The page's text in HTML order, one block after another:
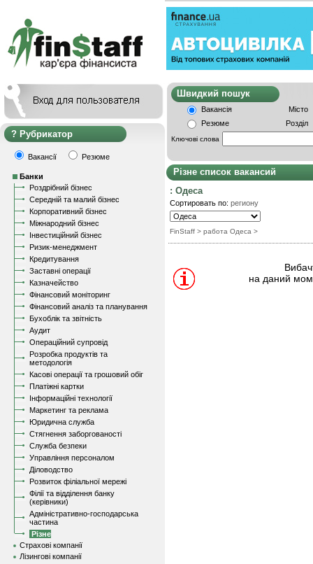
Рубрикатор
Вакансії Резюме
Банки
Роздрібний бізнес
Середній та малий бізнес
Корпоративний бізнес
Міжнародний бізнес
Інвестиційний бізнес
Ризик-менеджмент
Кредитування
Заставні операції
Казначейство
Фінансовий моніторинг
Фінансовий аналіз та планування
Бухоблік та звітність
Аудит
Операційний супровід
Розробка продуктів та
методологія
Касові операції та грошовий обіг
Платіжні картки
Інформаційні технології
Маркетинг та реклама
Юридична служба
Стягнення заборгованості
Служба безпеки
Управління персоналом
Діловодство
Розвиток філіальної мережі
Філії та відділення банку
(керівники)
Адміністративно-господарська
частина
Різне
Страхові компанії
Лізингові компанії
Швидкий
Вакансія
Місто
Резюме
Розділ
Ключові слова
Різне список вакансий
: Одеса
Сортировать по: региону
FinStaff > работа Одеса >
на даний